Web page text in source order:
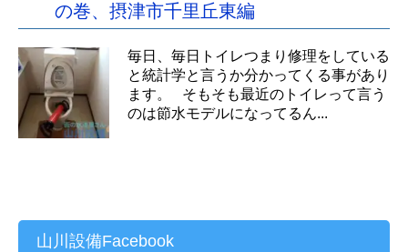
の巻、摂津市千里丘東編
毎日、毎日トイレつまり修理をしている
と統計学と言うか分かってくる事があり
ます。 そもそも最近のトイレって言う
のは節水モデルになってるん...
山川設備Facebook